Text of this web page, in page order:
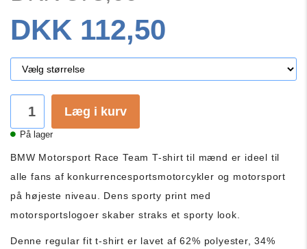
DKK 112,50
Læg i kurv
På lager
BMW Motorsport Race Team T-shirt til mænd er ideel til
alle fans af konkurrencesportsmotorcykler og motorsport
på højeste niveau. Dens sporty print med
motorsportslogoer skaber straks et sporty look.
Denne regular fit t-shirt er lavet af 62% polyester, 34%